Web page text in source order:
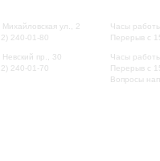
Михайловская ул., 2
240-01-80
Невский пр., 30
240-01-70
Часы
Перерыв с
Часы
Перерыв с
Вопросы